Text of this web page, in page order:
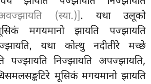
(स्या.)]. यथा उलूको
मगयमानो झायति पज्झायति
यथा कोत्थु नदीतीरे मच्छे
पज्झायति निज्झायति अपज्झायति,
मूसिकं मगयमानो झायति